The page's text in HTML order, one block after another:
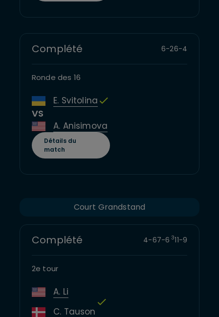
Complété 6-26-4
Ronde des 16
E. Svitolina
VS
A. Anisimova
Détails du
match
Court Grandstand
Complété 4-67-6 311-9
2e tour
A. Li
C. Tauson